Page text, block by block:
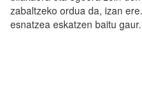
zabaltzeko ordua da, izan
esnatzea eskatzen baitu gaur.